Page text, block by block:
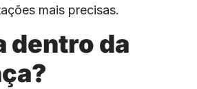
mais precisas.
dentro da